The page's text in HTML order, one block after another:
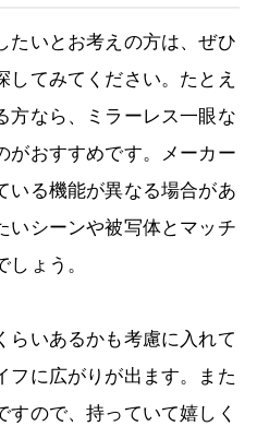
たいとお考えの方は、ぜひ
してみてください。たとえ
方なら、ミラーレス一眼な
がおすすめです。メーカー
いる機能が異なる場合があ
いシーンや被写体とマッチ
ょう。
らいあるかも考慮に入れて
フに広がりが出ます。また
すので、持っていて嬉しく